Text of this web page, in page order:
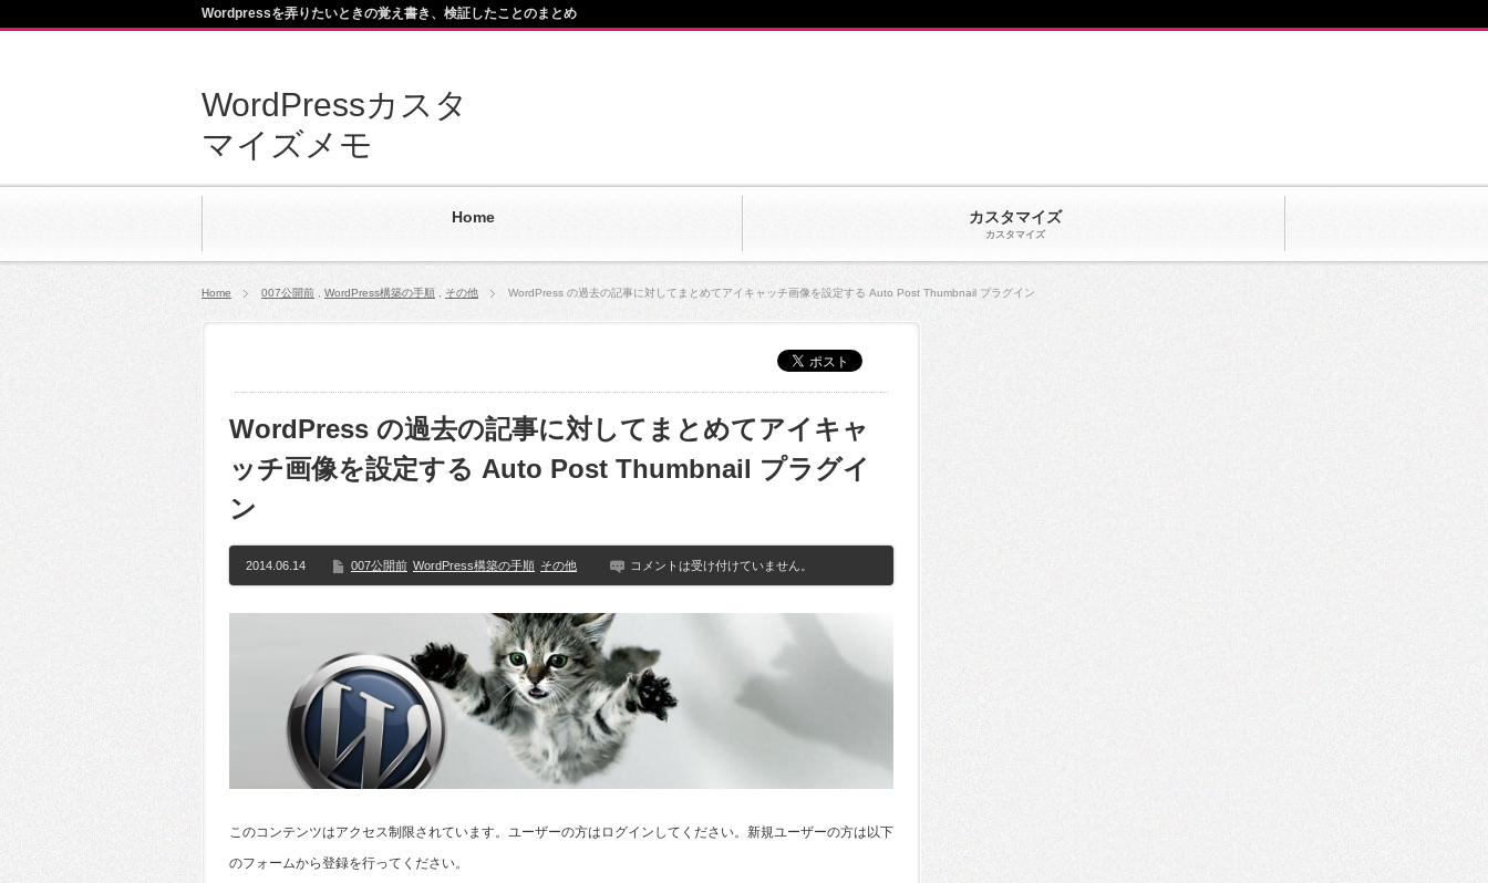
WordPressカスタ
マイズメモ
Home カスタマイズ
カスタマイズ
Wordpressを弄りたいときの覚え書き、検証したことのまとめ
Home 007公開前 WordPress構築の手順 その他 WordPress の過去の記事に対してまとめてアイキャッチ画像を設定する Auto Post Thumbnail プラグイン
WordPress の過去の記事に対してまとめてアイキャ
ッチ画像を設定する Auto Post Thumbnail プラグイ
ン
2014.06.14 007公開前 WordPress構築の手順 その他 コメントは受け付けていません。
このコンテンツはアクセス制限されています。ユーザーの方はログインしてください。新規ユーザーの方は以下
のフォームから登録を行ってください。